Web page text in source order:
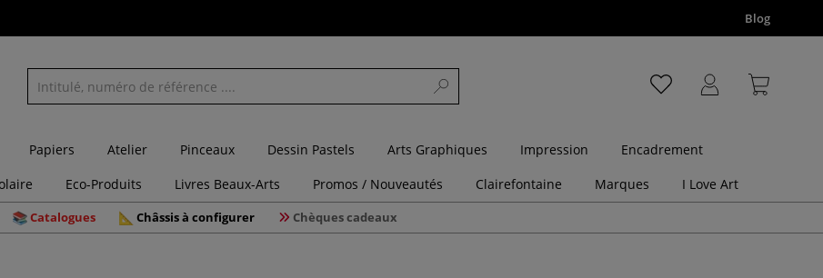
Blog
Papiers Atelier Pinceaux Dessin Pastels Arts Graphiques Impression
Encadrement
Eco-Produits Livres Beaux-Arts Promos / Nouveautés Clairefontaine Marques I Love Art
Catalogues Châssis à configurer Chèques cadeaux